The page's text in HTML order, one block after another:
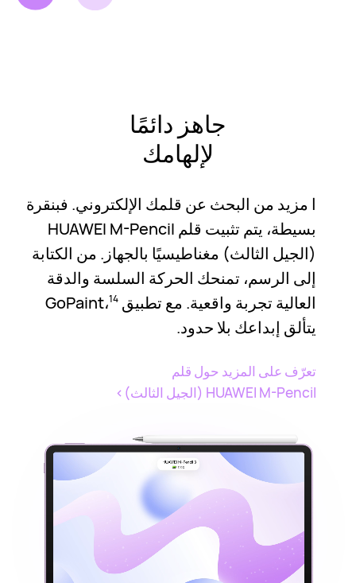
جاهز دائمًا
لإلهامك
ا مزيد من البحث عن قلمك الإلكتروني. فبنقرة
بسيطة، يتم تثبيت قلم HUAWEI M-Pencil
(الجيل الثالث) مغناطيسيًا بالجهاز. من الكتابة
إلى الرسم، تمنحك الحركة السلسة والدقة
العالية تجربة واقعية. مع تطبيق GoPaint، 14
يتألق إبداعك بلا حدود.
تعرّف على المزيد حول قلم
HUAWEI M-Pencil (الجيل الثالث)
>